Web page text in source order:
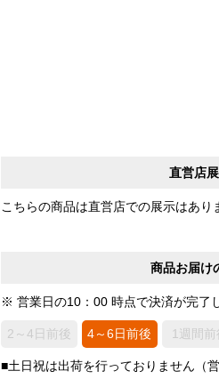
直営店
こちらの商品は直営店での展示はあり
商品お届け
※ 営業日の10：00 時点で決済が完了
2～4日前後 4～6日前後 1週間前
■土日祝は出荷を行っておりません（